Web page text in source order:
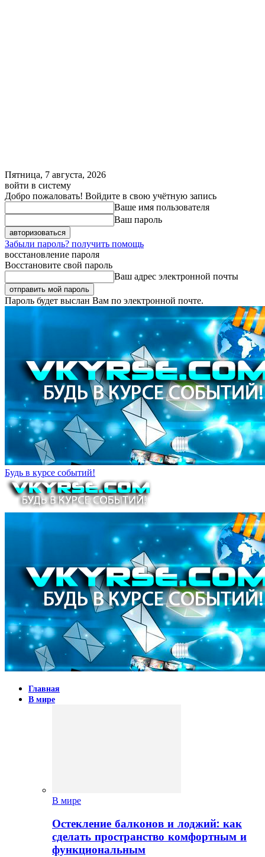
Пятница, 7 августа, 2026
войти в систему
Добро пожаловать! Войдите в свою учётную запись
Ваше имя пользователя
Ваш пароль
Забыли пароль? получить помощь
восстановление пароля
Восстановите свой пароль
Ваш адрес электронной почты
Пароль будет выслан Вам по электронной почте.
Будь в курсе событий!
Главная
В мире
В мире
Остекление балконов и лоджий: как
сделать пространство комфортным и
функциональным